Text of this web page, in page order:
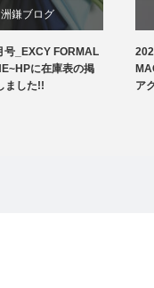
洲鎌ブログ
号_EXCY FORMAL
に在庫表の掲
ました!!
ア